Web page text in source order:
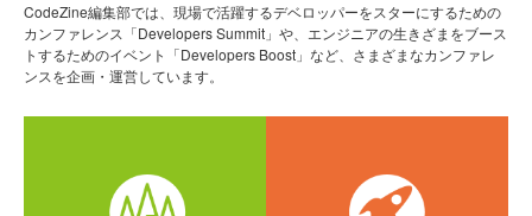
CodeZine編集部では、現場で活躍するデベロッパーをスターにするための
カンファレンス「Developers Summit」や、エンジニアの生きざまをブース
トするためのイベント「Developers Boost」など、さまざまなカンファレ
ンスを企画・運営しています。